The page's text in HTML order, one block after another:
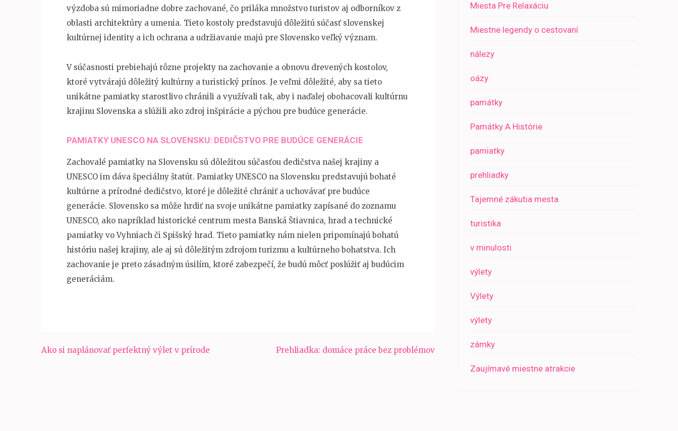
výzdoba sú mimoriadne dobre zachované, čo priláka množstvo turistov aj odborníkov z
oblasti architektúry a umenia. Tieto kostoly predstavujú dôležitú súčasť slovenskej
kultúrnej identity a ich ochrana a udržiavanie majú pre Slovensko veľký význam.
V súčasnosti prebiehajú rôzne projekty na zachovanie a obnovu drevených kostolov,
ktoré vytvárajú dôležitý kultúrny a turistický prínos. Je veľmi dôležité, aby sa tieto
unikátne pamiatky starostlivo chránili a využívali tak, aby i naďalej obohacovali kultúrnu
krajinu Slovenska a slúžili ako zdroj inšpirácie a pýchou pre budúce generácie.
PAMIATKY UNESCO NA SLOVENSKU: DEDIČSTVO PRE BUDÚCE GENERÁCIE
Zachovalé pamiatky na Slovensku sú dôležitou súčasťou dedičstva našej krajiny a
UNESCO im dáva špeciálny štatút. Pamiatky UNESCO na Slovensku predstavujú bohaté
kultúrne a prírodné dedičstvo, ktoré je dôležité chrániť a uchovávať pre budúce
generácie. Slovensko sa môže hrdiť na svoje unikátne pamiatky zapísané do zoznamu
UNESCO, ako napríklad historické centrum mesta Banská Štiavnica, hrad a technické
pamiatky vo Vyhniach či Spišský hrad. Tieto pamiatky nám nielen pripomínajú bohatú
históriu našej krajiny, ale aj sú dôležitým zdrojom turizmu a kultúrneho bohatstva. Ich
zachovanie je preto zásadným úsilím, ktoré zabezpečí, že budú môcť poslúžiť aj budúcim
generáciám.
Navigácia
Ako si naplánovať perfektný výlet v prírode Prehliadka: domáce práce bez problémov
Miesta Pre Relaxáciu
Miestne legendy o cestovaní
nálezy
oázy
památky
Památky A Histórie
pamiatky
prehliadky
Tajemné zákutia mesta
turistika
v minulosti
výlety
Výlety
výlety
zámky
Zaujímavé miestne atrakcie